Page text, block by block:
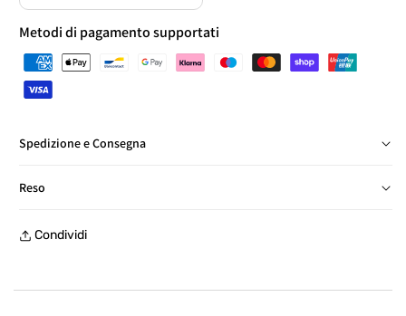
Metodi di pagamento supportati
Spedizione e Consegna
Reso
un punto di ritiro
Condividi